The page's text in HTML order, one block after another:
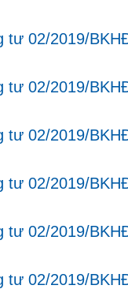
tư 02/2019/
tư 02/2019/
tư 02/2019/
tư 02/2019/
tư 02/2019/
tư 02/2019/